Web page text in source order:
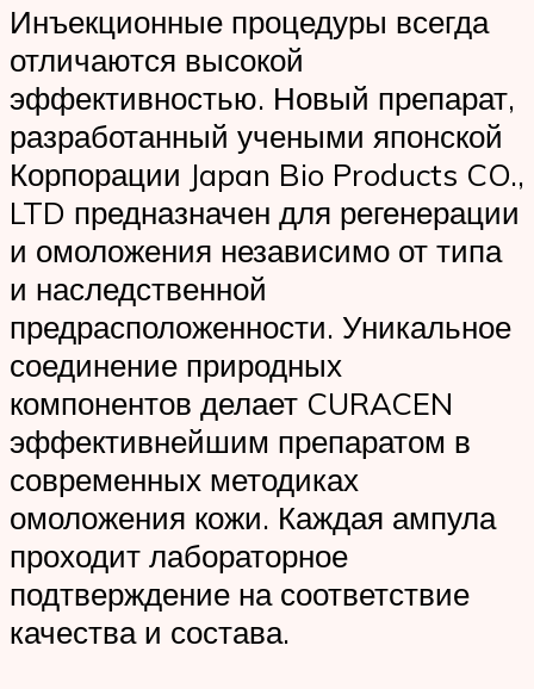
Инъекционные процедуры всегда
отличаются высокой
эффективностью. Новый препарат,
разработанный учеными японской
Корпорации Japan Bio Products CO.,
LTD предназначен для регенерации
и омоложения независимо от типа
и наследственной
предрасположенности. Уникальное
соединение природных
компонентов делает CURACEN
эффективнейшим препаратом в
современных методиках
омоложения кожи. Каждая ампула
проходит лабораторное
подтверждение на соответствие
качества и состава.